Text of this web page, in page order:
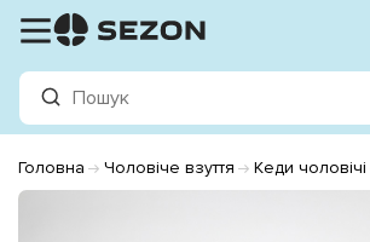
Головна Чоловіче взуття Кеди чоловічі